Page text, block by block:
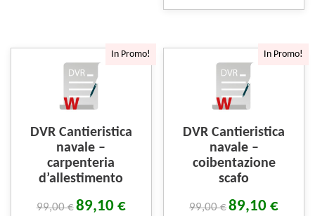
In Promo!
DVR Cantieristica
navale –
carpenteria
d’allestimento
99,00€89,10 €
In Promo!
DVR Cantieristica
navale –
coibentazione
scafo
99,00€89,10€